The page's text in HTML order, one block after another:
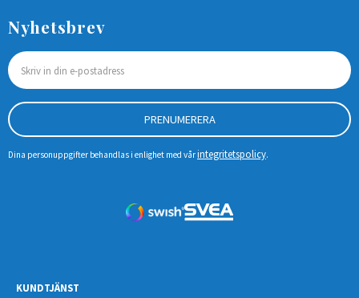
Nyhetsbrev
PRENUMERERA
Dina personuppgifter behandlas i enlighet med vårintegritetspolicy.
KUNDTJÄNST